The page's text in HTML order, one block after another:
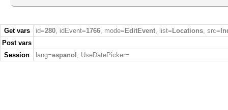
Get vars id=280, idEvent=1766, mode= EditEvent, list= Locations, src=
Post vars
Session
lang=espanol , UseDatePicker=